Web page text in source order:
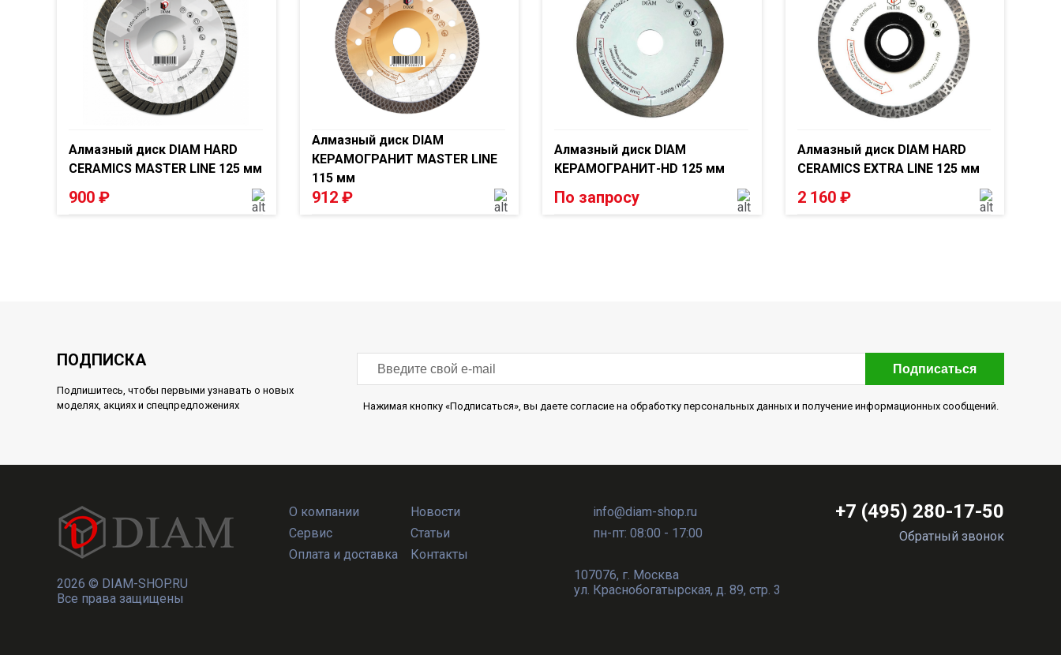
Алмазный диск DIAM HARD
CERAMICS MASTER LINE 125 мм
900 ₽
Алмазный диск DIAM
КЕРАМОГРАНИТ MASTER LINE
115 мм
912 ₽
Алмазный диск DIAM
КЕРАМОГРАНИТ-HD 125 мм
По запросу
Алмазный диск DIAM HARD
CERAMICS EXTRA LINE 125 мм
2 160 ₽
ПОДПИСКА
Подпишитесь, чтобы первыми узнавать о новых
моделях, акциях и спецпредложениях
Подписаться
Нажимая кнопку «Подписаться», вы даете согласие на обработку персональных данных и получение информационных сообщений.
2026 © DIAM-SHOP.RU
Все права защищены
О компании
Сервис
Оплата и доставка
Новости
Статьи
Контакты
info@diam-shop.ru
пн-пт: 08:00 - 17:00
107076, г. Москва
ул. Краснобогатырская, д. 89, стр. 3
+7 (495) 280-17-50
Обратный звонок